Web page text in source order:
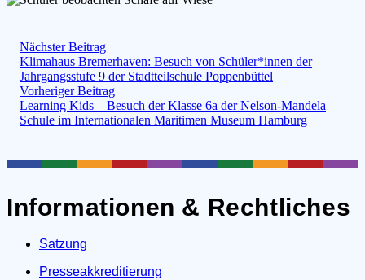
Nächster Beitrag
Klimahaus Bremerhaven: Besuch von Schüler*innen der
Jahrgangsstufe 9 der Stadtteilschule Poppenbüttel
Vorheriger Beitrag
Learning Kids – Besuch der Klasse 6a der Nelson-Mandela
Schule im Internationalen Maritimen Museum Hamburg
Informationen & Rechtliches
Satzung
Presseakkreditierung